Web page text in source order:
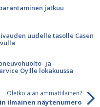
jatkuu
uudelle tasolle Casen
ja
Oy:lle lokakuussa
Oletko alan ammattilainen?
ilmainen näytenumero